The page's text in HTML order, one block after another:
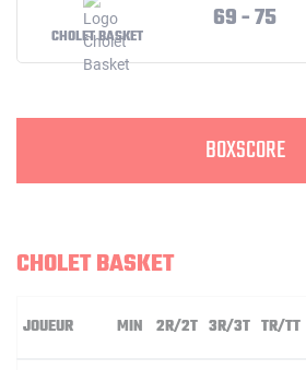
CHOLET BASKET
69 - 75
BOXSCORE
CHOLET BASKET
JOUEUR MIN 2R/2T 3R/3T TR/TT